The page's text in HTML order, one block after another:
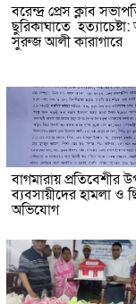
বরেন্দ্র প্রেস ক্লাব
ছুরিকাঘাতে
সুরুজ আলী কারাগারে
বাগমারায় প্রতিবেশীর
ব্যবসায়ীদের হামলা ও
অভিযোগ